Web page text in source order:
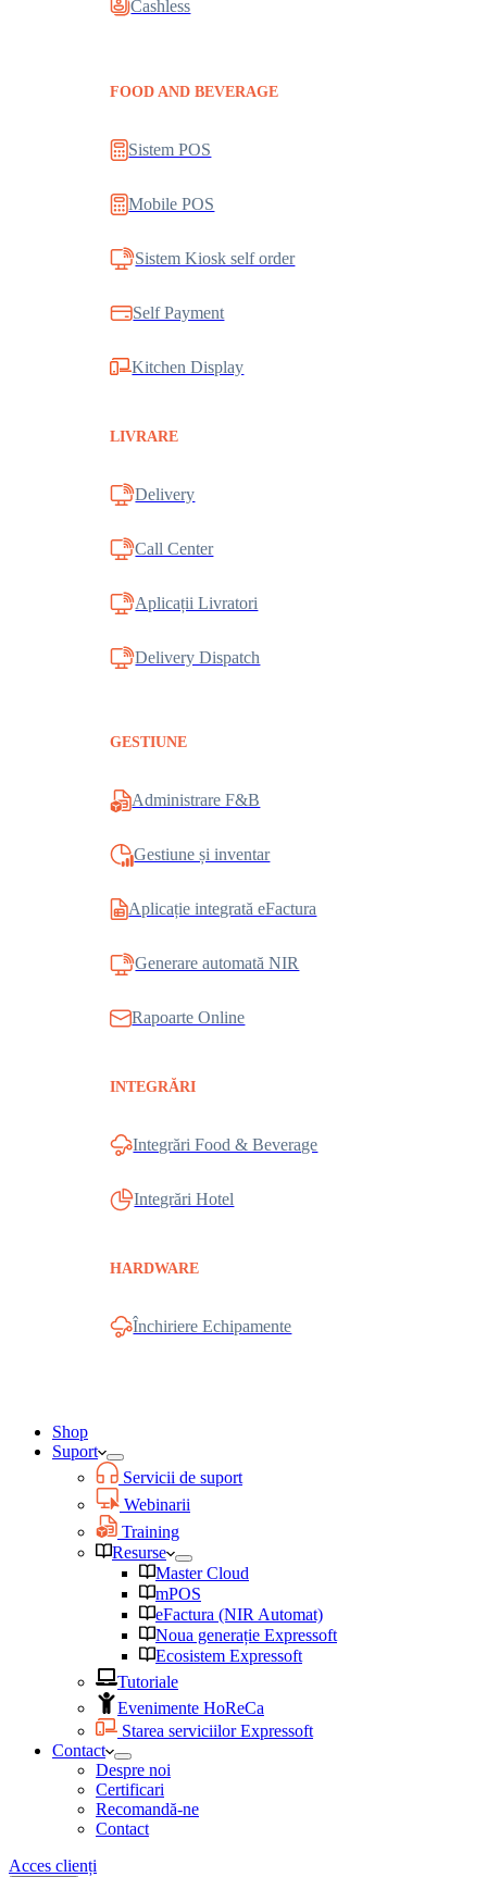
Cashless
FOOD AND BEVERAGE
Sistem POS
Mobile POS
Sistem Kiosk self order
Self Payment
Kitchen Display
LIVRARE
Delivery
Call Center
Aplicații Livratori
Delivery Dispatch
GESTIUNE
Administrare F&B
Gestiune și inventar
Aplicație integrată eFactura
Generare automată NIR
Rapoarte Online
INTEGRĂRI
Integrări Food & Beverage
Integrări Hotel
HARDWARE
Închiriere Echipamente
Shop
Suport
Servicii de suport
Webinarii
Training
Resurse
Master Cloud
mPOS
eFactura (NIR Automat)
Noua generație Expressoft
Ecosistem Expressoft
Tutoriale
Evenimente HoReCa
Starea serviciilor Expressoft
Contact
Despre noi
Certificari
Recomandă-ne
Contact
Acces clienți